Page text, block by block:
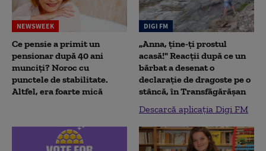
NEWSWEEK
Ce pensie a primit un
pensionar după 40 ani
munciți? Noroc cu
punctele de stabilitate.
Altfel, era foarte mică
DIGI FM
„Anna, ţine-ţi prostul
acasă!" Reacţii după ce un
bărbat a desenat o
declaraţie de dragoste pe o
stâncă, în Transfăgărăşan
Descarcă aplicația Digi FM